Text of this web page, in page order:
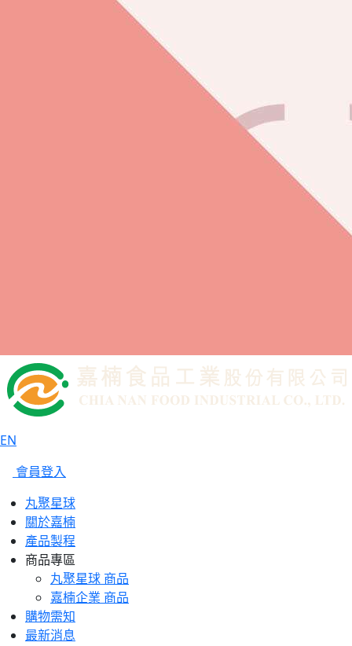
EN
會員登入
丸聚星球
關於嘉楠
產品製程
商品專區
丸聚星球 商品
嘉楠企業 商品
購物需知
最新消息